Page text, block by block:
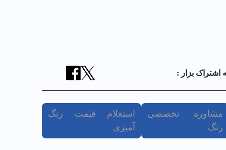
اشتراک بزار :
مشاوره تخصصی
رنگ
استعلام قیمت رنگ
آمیزی